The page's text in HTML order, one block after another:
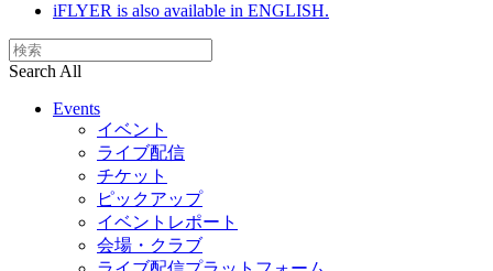
iFLYER is also available in ENGLISH.
Search All
Events
イベント
ライブ配信
チケット
ピックアップ
イベントレポート
会場・クラブ